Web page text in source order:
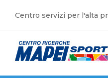
Centro servizi per l'alta